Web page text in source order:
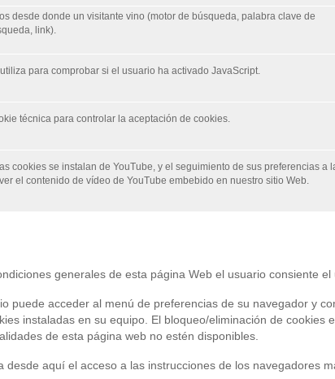
desde donde un visitante vino (motor de búsqueda, palabra clave de
link).
para comprobar si el usuario ha activado JavaScript.
técnica para controlar la aceptación de cookies.
cookies se instalan de YouTube, y el seguimiento de sus preferencias a
el contenido de vídeo de YouTube embebido en nuestro sitio Web.
generales de esta página Web el usuario consiente el
puede acceder al menú de preferencias de su navegador y
instaladas en su equipo. El bloqueo/eliminación de cookies
de esta página web no estén disponibles.
desde aquí el acceso a las instrucciones de los navegadores